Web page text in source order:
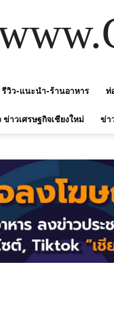
รีวิว-แนะนำ-ร้านอาหาร ท่
าวเศรษฐกิจเชียงใหม่ ข่า